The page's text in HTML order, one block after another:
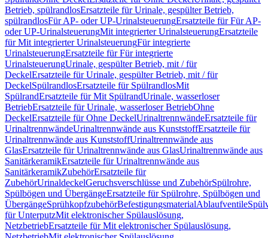
Betrieb, spülrandlosErsatzteile für Urinale, gespülter Betrieb,
spülrandlosFür AP- oder UP-UrinalsteuerungErsatzteile für Für AP-
oder UP-UrinalsteuerungMit integrierter UrinalsteuerungErsatzteile
für Mit integrierter UrinalsteuerungFür integrierte
UrinalsteuerungErsatzteile für Für integrierte
UrinalsteuerungUrinale, gespülter Betrieb, mit / für
DeckelErsatzteile für Urinale, gespülter Betrieb, mit / für
DeckelSpülrandlosErsatzteile für SpülrandlosMit
SpülrandErsatzteile für Mit SpülrandUrinale, wasserloser
BetriebErsatzteile für Urinale, wasserloser BetriebOhne
DeckelErsatzteile für Ohne DeckelUrinaltrennwändeErsatzteile für
UrinaltrennwändeUrinaltrennwände aus KunststoffErsatzteile für
Urinaltrennwände aus KunststoffUrinaltrennwände aus
GlasErsatzteile für Urinaltrennwände aus GlasUrinaltrennwände aus
SanitärkeramikErsatzteile für Urinaltrennwände aus
SanitärkeramikZubehörErsatzteile für
ZubehörUrinaldeckelGeruchsverschlüsse und ZubehörSpülrohre,
Spülbögen und ÜbergängeErsatzteile für Spülrohre, Spülbögen und
ÜbergängeSprühkopfzubehörBefestigungsmaterialAblaufventile
für UnterputzMit elektronischer Spülauslösung,
NetzbetriebErsatzteile für Mit elektronischer Spülauslösung,